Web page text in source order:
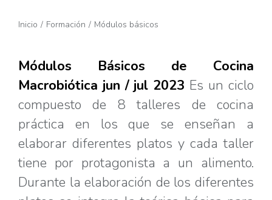
Estás aquí:
Inicio Formación Módulos básicos
Módulos Básicos de Cocina
Macrobiótica jun / jul 2023 Es un ciclo
compuesto de 8 talleres de cocina
práctica en los que se enseñan a
elaborar diferentes platos y cada taller
tiene por protagonista a un alimento.
Durante la elaboración de los diferentes